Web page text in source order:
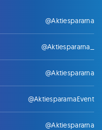
@Aktiespararna
@Aktiespararna_
@Aktiespararna
@AktiespararnaEvent
@Aktiespararna